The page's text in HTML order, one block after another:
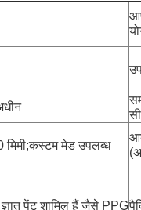
मिमी;कस्टम मेड उपलब्ध
पेंट शामिल हैं जैसे PPG